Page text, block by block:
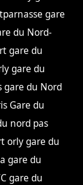
gare
du Nord-
gare du
gare du
gare du Nord
Gare du
nord pas
orly gare du
gare du
gare du